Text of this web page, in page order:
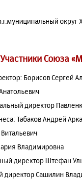
округ
Участники Союза
Борисов Сергей
директор
Табаков Андрей
Владимировна
директор Штефан
директор Сашилин